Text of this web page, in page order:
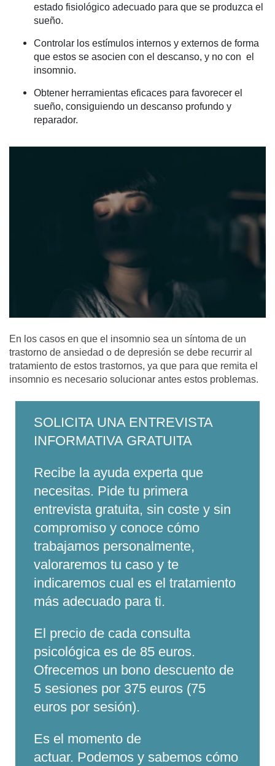
estado fisiológico adecuado para que se produzca el
sueño.
Controlar los estímulos internos y externos de forma
que estos se asocien con el descanso, y no con el
insomnio.
Obtener herramientas eficaces para favorecer el
sueño, consiguiendo un descanso profundo y
reparador.
En los casos en que el insomnio sea un síntoma de un
trastorno de ansiedad o de depresión se debe recurrir al
tratamiento de estos trastornos, ya que para que remita el
insomnio es necesario solucionar antes estos problemas.
SOLICITA UNA ENTREVISTA
INFORMATIVA GRATUITA
Recibe la ayuda experta que
necesitas. Pide tu primera
entrevista gratuita, sin coste y sin
compromiso y conoce cómo
trabajamos personalmente,
valoraremos tu caso y te
indicaremos cual es el tratamiento
más adecuado para ti.
El precio de cada consulta
psicológica es de 85 euros.
Ofrecemos un bono descuento de
5 sesiones por 375 euros (75
euros por sesión).
Es el momento de
actuar. Podemos y sabemos cómo